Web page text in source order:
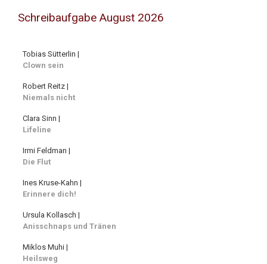
Schreibaufgabe August 2026
Tobias Sütterlin |
Clown sein
Robert Reitz |
Niemals nicht
Clara Sinn |
Lifeline
Irmi Feldman |
Die Flut
Ines Kruse-Kahn |
Erinnere dich!
Ursula Kollasch |
Anisschnaps und Tränen
Miklos Muhi |
Heilsweg